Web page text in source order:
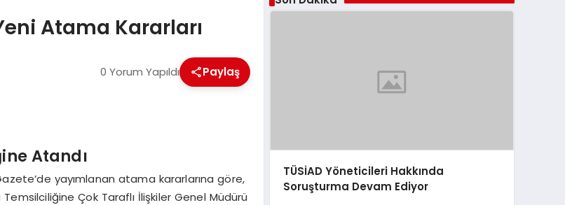
Atama Kararları
0 Yorum Yapıldı Paylaş
Atandı
yayımlanan atama kararlarına göre,
Çok Taraflı İlişkiler Genel Müdürü
TÜSİAD Yöneticileri Hakkında
Soruşturma Devam Ediyor